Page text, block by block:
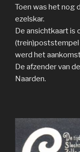
Toen was het nog
ezelskar.
De ansichtkaart is
(trein)poststempel
werd het
De afzender van
Naarden.